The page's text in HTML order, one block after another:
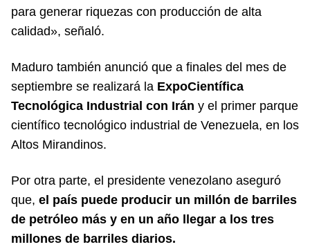
para generar riquezas con producción de alta
calidad», señaló.
Maduro también anunció que a finales del mes de
septiembre se realizará la ExpoCientífica
Tecnológica Industrial con Irán y el primer parque
científico tecnológico industrial de Venezuela, en los
Altos Mirandinos.
Por otra parte, el presidente venezolano aseguró
que, el país puede producir un millón de barriles
de petróleo más y en un año llegar a los tres
millones de barriles diarios.